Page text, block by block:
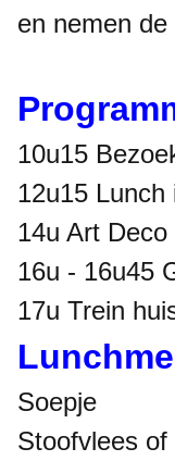
en nemen
10u15
12u15
14u Art
16u - 16u45
17u Trein
Soepje
Stoofvlees